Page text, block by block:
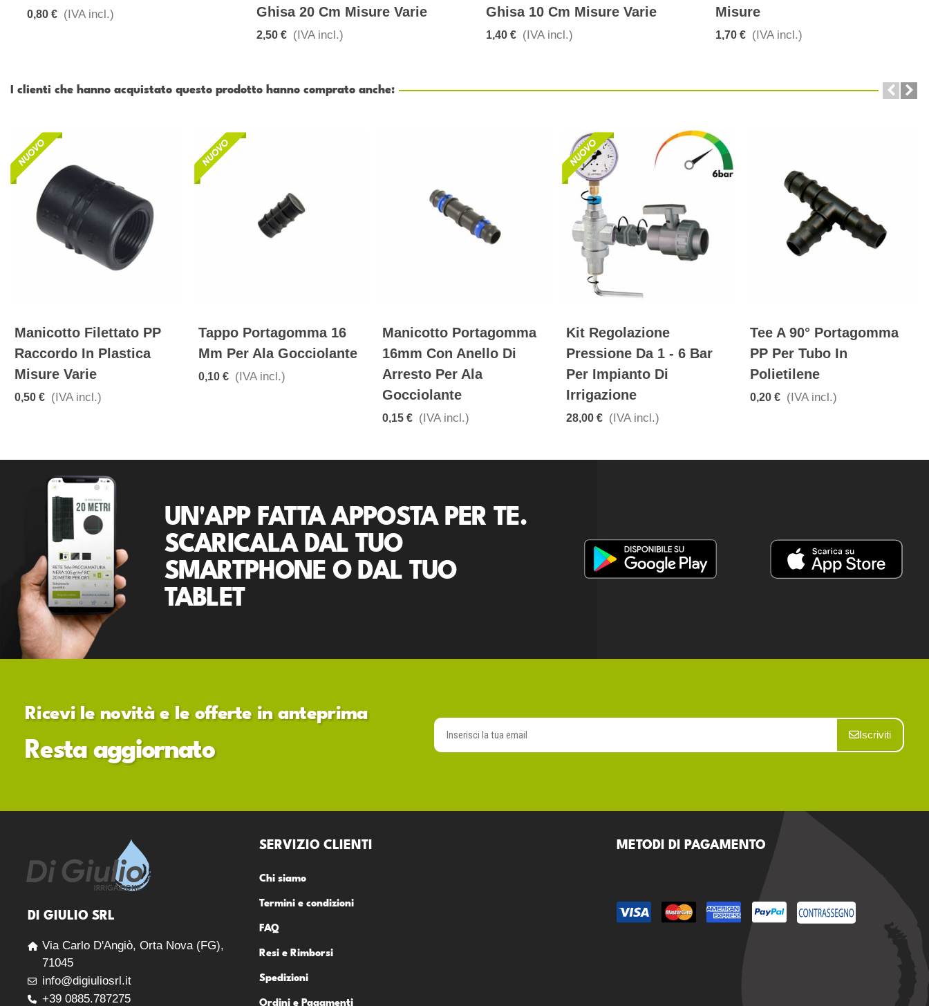
0,80 € (IVA incl.)
Ghisa 20 Cm Misure Varie
2,50 € (IVA incl.)
Ghisa 10 Cm Misure Varie
1,40 € (IVA incl.)
Misure
1,70 € (IVA incl.)
I clienti che hanno acquistato questo prodotto hanno comprato anche:
Manicotto Filettato PP
Raccordo In Plastica
Misure Varie
0,50 € (IVA incl.)
Tappo Portagomma 16
Mm Per Ala Gocciolante
0,10 € (IVA incl.)
Manicotto Portagomma
16mm Con Anello Di
Arresto Per Ala
Gocciolante
0,15 € (IVA incl.)
Kit Regolazione
Pressione Da 1 - 6 Bar
Per Impianto Di
Irrigazione
28,00 € (IVA incl.)
Tee A 90° Portagomma
PP Per Tubo In
Polietilene
0,20 € (IVA incl.)
UN'APP FATTA APPOSTA PER TE.
SCARICALA DAL TUO
SMARTPHONE O DAL TUO
TABLET
Ricevi le novità e le offerte in anteprima
Resta aggiornato
Iscriviti
DI GIULIO SRL
Via Carlo D'Angiò, Orta Nova (FG),
71045
info@digiuliosrl.it
+39 0885.787275
SERVIZIO CLIENTI
Chi siamo
Termini e condizioni
FAQ
Resi e Rimborsi
Spedizioni
Ordini e Pagamenti
METODI DI PAGAMENTO